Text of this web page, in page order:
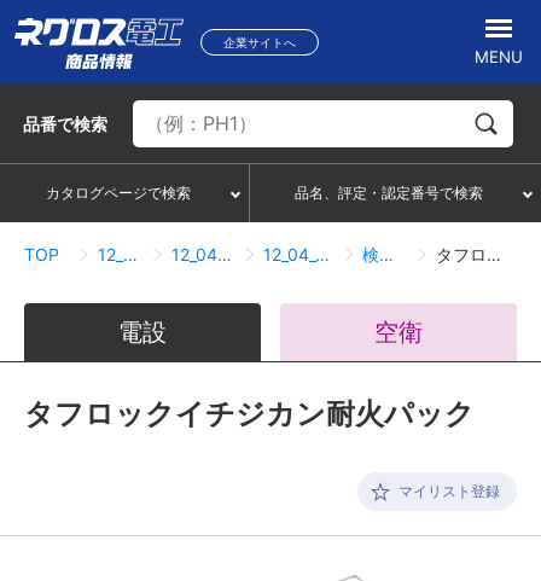
企業サイトへ
MENU
品番で検索
カタログページで検索 品名、評定・認定番号で検索
TOP 12_貫通部防火措置材 12_04_電気空調関連小開口用 12_04_01_電気空調関連小開口用 検索結果一覧 タフロックイチジカン耐火パック
電設 空衛
タフロックイチジカン耐火パック
マイリスト登録